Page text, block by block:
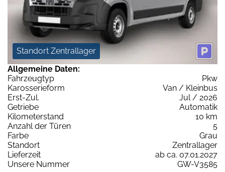
Standort Zentrallager
Allgemeine Daten:
Fahrzeugtyp
Pkw
Karosserieform
Van / Kleinbus
Erst-Zul.
Jul / 2026
Getriebe
Automatik
Kilometerstand
10 km
Anzahl der Türen
5
Farbe
Grau
Standort
Zentrallager
Lieferzeit
ab ca. 07.01.2027
Unsere Nummer
GW-V3585